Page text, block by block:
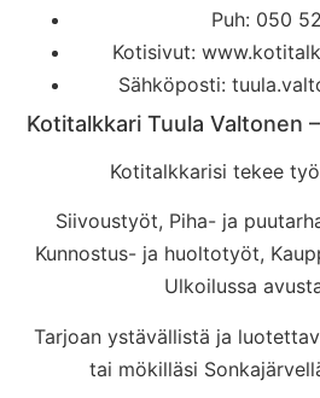
Puh: 050
Kotisivut:
Sähköposti:
Kotitalkkari Tuula Valtonen
Kotitalkkarisi tekee
Siivoustyöt, Piha- ja
Kunnostus- ja huoltotyöt,
Ulkoilussa
Tarjoan ystävällistä ja
tai mökilläsi